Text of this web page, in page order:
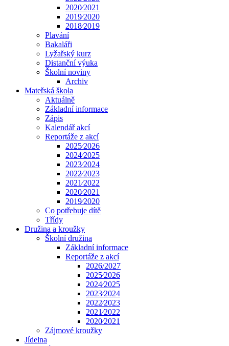
2020⁄2021
2019⁄2020
2018⁄2019
Plavání
Bakaláři
Lyžařský kurz
Distanční výuka
Školní noviny
Archiv
Mateřská škola
Aktuálně
Základní informace
Zápis
Kalendář akcí
Reportáže z akcí
2025⁄2026
2024⁄2025
2023⁄2024
2022⁄2023
2021⁄2022
2020⁄2021
2019⁄2020
Co potřebuje dítě
Třídy
Družina a kroužky
Školní družina
Základní informace
Reportáže z akcí
2026/2027
2025⁄2026
2024⁄2025
2023⁄2024
2022⁄2023
2021⁄2022
2020⁄2021
Zájmové kroužky
Jídelna